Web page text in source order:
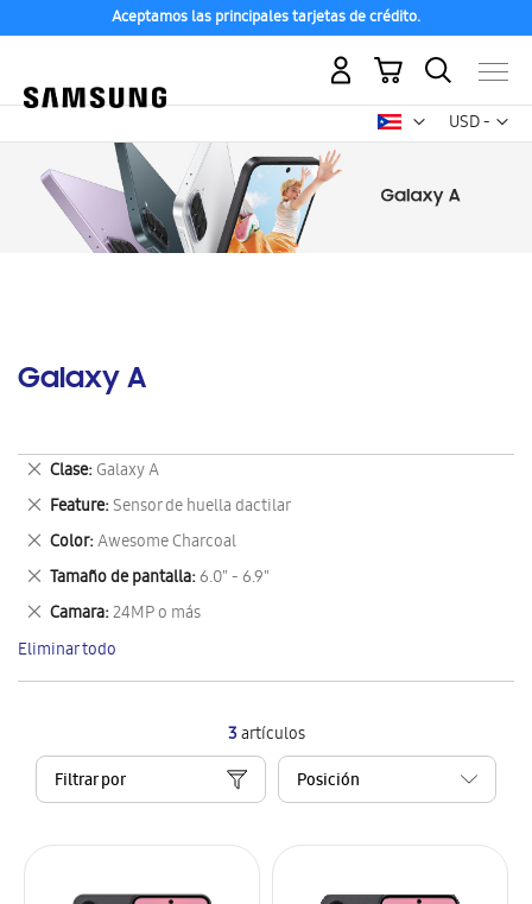
Aceptamos las principales tarjetas de crédito.
USD -
dólar
Mi carrito
Galaxy A
3artículos
Filtrar por
Clase Galaxy A
Eliminar
este
artículo
Feature Sensor de huella dactilar
Eliminar
este
artículo
Color Awesome Charcoal
Eliminar
este
artículo
Tamaño de pantalla 6.0" - 6.9"
Eliminar
este
artículo
Camara 24MP o más
Eliminar
este
artículo
Eliminar todo